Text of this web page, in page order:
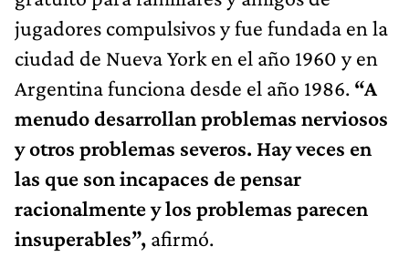
jugadores compulsivos y fue fundada en la
ciudad de Nueva York en el año 1960 y en
Argentina funciona desde el año 1986. “A
menudo desarrollan problemas nerviosos
y otros problemas severos. Hay veces en
las que son incapaces de pensar
racionalmente y los problemas parecen
insuperables”, afirmó.